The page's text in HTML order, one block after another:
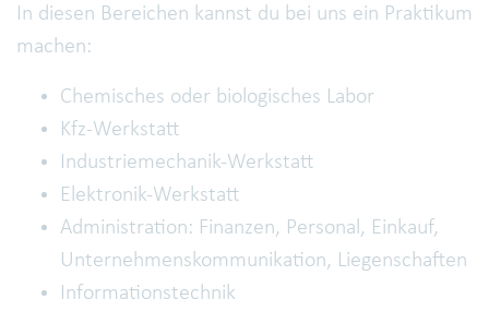
In diesen Bereichen kannst du bei uns ein Praktikum
machen:
Chemisches oder biologisches Labor
Kfz-Werkstatt
Industriemechanik-Werkstatt
Elektronik-Werkstatt
Administration: Finanzen, Personal, Einkauf,
Unternehmenskommunikation, Liegenschaften
Informationstechnik